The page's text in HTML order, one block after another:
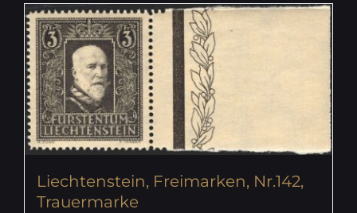
Liechtenstein, Freimarken, Nr.142,
Trauermarke